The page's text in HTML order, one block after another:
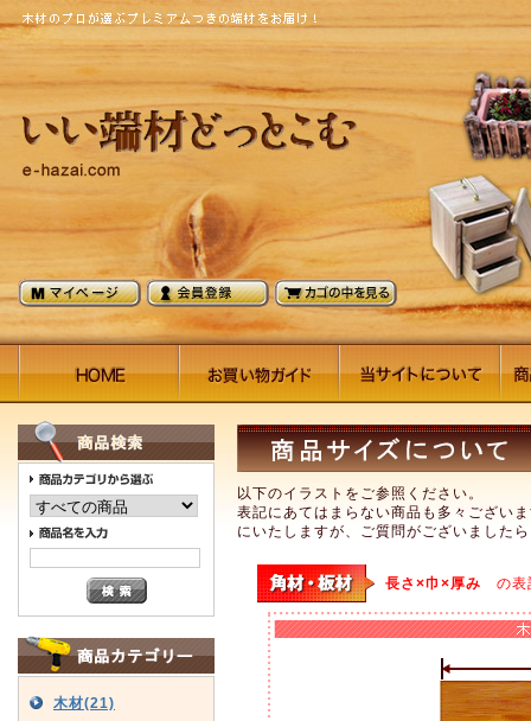
木材(21)
以下のイラストをご参照ください。
表記にあてはまらない商品も多々ござい
にいたしますが、ご質問がございました
長さ×巾×厚み の表